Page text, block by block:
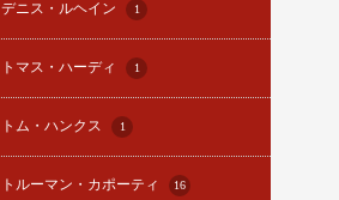
デニス・ルヘイン 1
トマス・ハーディ 1
トム・ハンクス 1
トルーマン・カポーティ 16